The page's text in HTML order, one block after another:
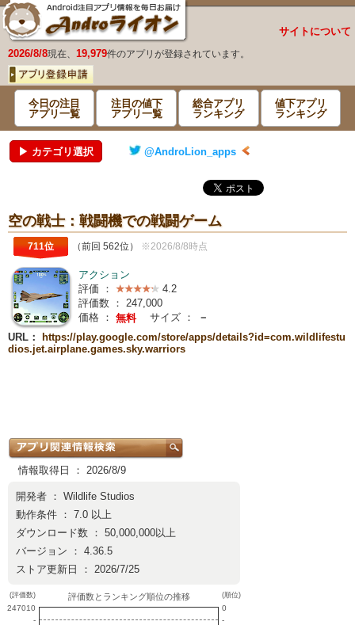
サイトについて
2026/8/8現在、 19,979件のアプリが登録されています。
今日の注目
アプリ一覧
注目の値下
アプリ一覧
総合アプリ
ランキング
値下アプリ
ランキング
▶ カテゴリ選択 @AndroLion_apps
空の戦士：戦闘機での戦闘ゲーム
711位 （前回 562位） ※2026/8/8時点
アクション
評価 ：
4.2
評価数 ： 247,000
価格 ： 無料 サイズ ：
－
URL：
https://play.google.com/store/apps/details?id=com.wildlifestu
dios.jet.airplane.games.sky.warriors
情報取得日 ： 2026/8/9
開発者 ： Wildlife Studios
動作条件 ： 7.0 以上
ダウンロード数 ： 50,000,000以上
バージョン ： 4.36.5
ストア更新日 ： 2026/7/25
(評価数)
247010
-
評価数とランキング順位の推移 (順位)
0
-